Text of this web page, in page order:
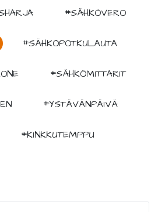
#SÄHKÖVERO
#SÄHKÖPOTKULAUTA
#SÄHKÖMITTARIT
#YSTÄVÄNPÄIVÄ
#KINKKUTEMPPU